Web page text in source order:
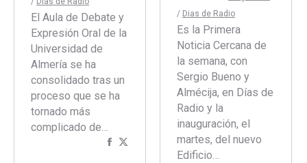
El Aula de Debate y
Expresión Oral de la
Universidad de
Almería se ha
consolidado tras un
proceso que se ha
tornado más
complicado de…
Compartir
/ Dias de Radio
Es la Primera
Noticia Cercana de
la semana, con
Sergio Bueno y
Almécija, en Días de
Radio y la
inauguración, el
martes, del nuevo
Edificio…